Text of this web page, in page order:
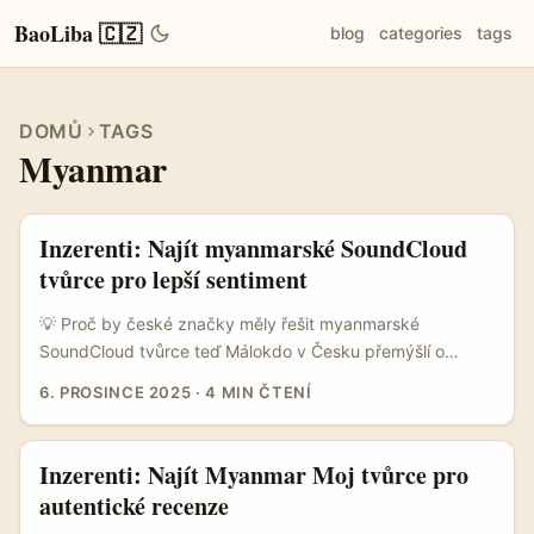
BaoLiba 🇨🇿 blog categories tags
DOMŮ TAGS
Myanmar
Inzerenti: Najít myanmarské SoundCloud
tvůrce pro lepší sentiment
💡 Proč by české značky měly řešit myanmarské
SoundCloud tvůrce teď Málokdo v Česku přemýšlí o
hudebních tvůrcích v Myanmaru jako o kanálu pro
důvěru v komunitě, která běžné reklamě často nevěří.
Současná situace na sociálních sítích a rostoucí trh
6. PROSINCE 2025 ·4 MIN ČTENÍ
Inzerenti: Najít Myanmar Moj tvůrce pro
autentické recenze